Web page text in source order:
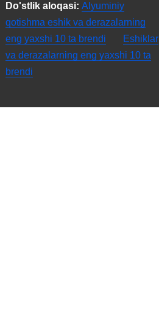
Do'stlik aloqasi: Alyuminiy
qotishma eshik va derazalarning
eng yaxshi 10 ta brendi
Eshiklar
va derazalarning eng yaxshi 10 ta
brendi